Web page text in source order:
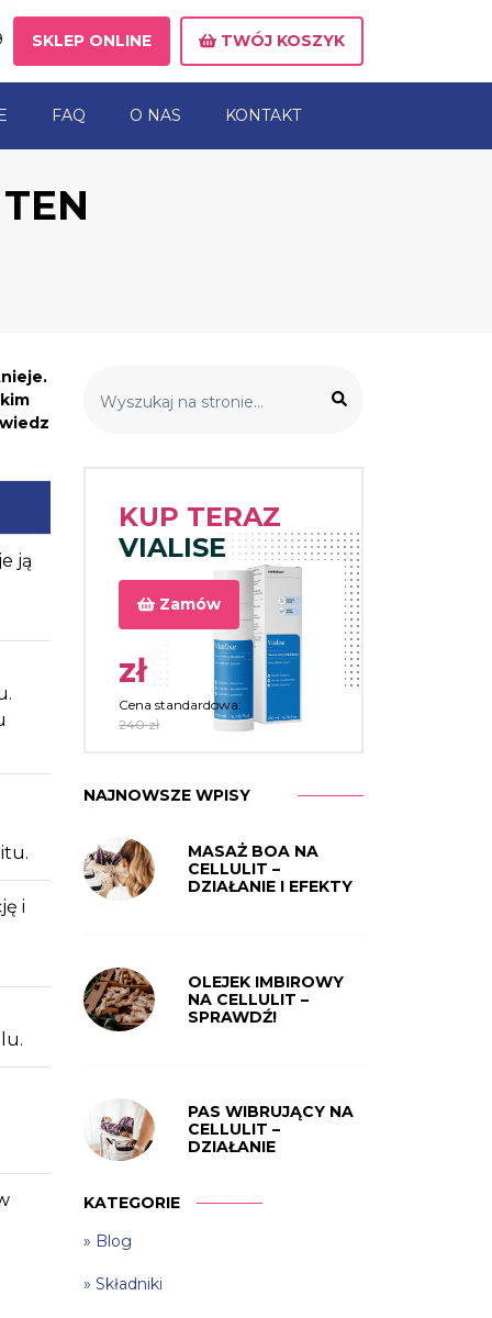
SKLEP ONLINE TWÓJ KOSZYK
FAQ O NAS KONTAKT
ją
i
KUP TERAZ
VIALISE
Zamów
zł
Cena standardowa:
240 zł
NAJNOWSZE WPISY
MASAŻ BOA NA
CELLULIT –
DZIAŁANIE I EFEKTY
OLEJEK IMBIROWY
NA CELLULIT –
SPRAWDŹ!
PAS WIBRUJĄCY NA
CELLULIT –
DZIAŁANIE
KATEGORIE
Blog
Składniki